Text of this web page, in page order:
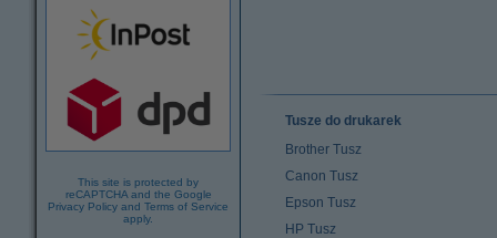
This site is protected by
reCAPTCHA and the Google
Privacy Policy and Terms of Service
apply.
Tusze do drukarek
Brother Tusz
Canon Tusz
Epson Tusz
HP Tusz